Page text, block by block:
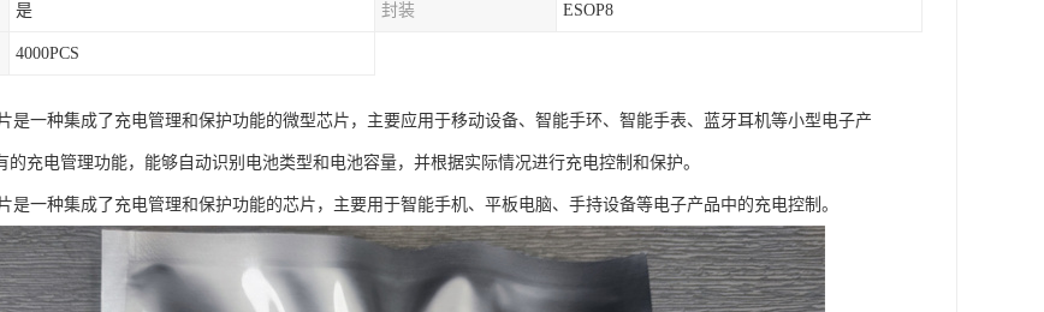
是 封装 ESOP8
4000PCS
是一种集成了充电管理和保护功能的微型芯片，主要应用于移动设备、智能手环、智能手表、蓝牙耳机等小型电子产
的充电管理功能，能够自动识别电池类型和电池容量，并根据实际情况进行充电控制和保护。
是一种集成了充电管理和保护功能的芯片，主要用于智能手机、平板电脑、手持设备等电子产品中的充电控制。